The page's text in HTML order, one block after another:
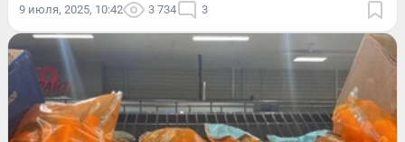
9 июля, 2025, 10:42 3 734 3